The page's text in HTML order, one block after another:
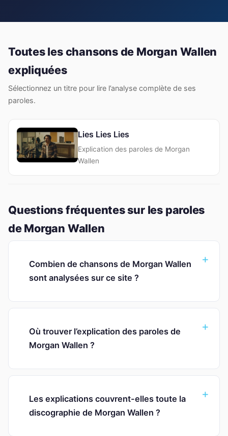
Toutes les chansons de Morgan Wallen
expliquées
Sélectionnez un titre pour lire l’analyse complète de ses
paroles.
Lies Lies Lies
Explication des paroles de Morgan
Wallen
Questions fréquentes sur les paroles
de Morgan Wallen
Combien de chansons de Morgan Wallen
sont analysées sur ce site ?
Où trouver l’explication des paroles de
Morgan Wallen ?
Les explications couvrent-elles toute la
discographie de Morgan Wallen ?